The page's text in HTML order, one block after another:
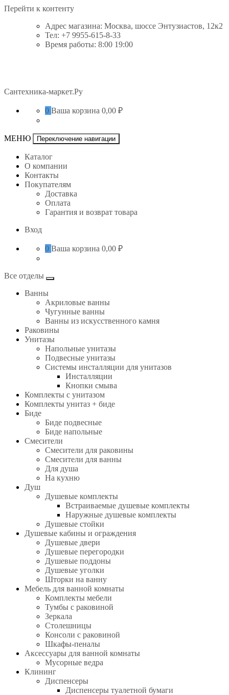
Перейти к контенту
Адрес магазина: Москва, шоссе Энтузиастов, 12к2
Тел: +7 9955-615-8-33
Время работы: 8:00 19:00
Сантехника-маркет.Ру
0 Ваша корзина 0,00 ₽
МЕНЮ Переключение навигации
Каталог
О компании
Контакты
Покупателям
Доставка
Оплата
Гарантия и возврат товара
Вход
0 Ваша корзина 0,00 ₽
Все отделы
Ванны
Акриловые ванны
Чугунные ванны
Ванны из искусственного камня
Раковины
Унитазы
Напольные унитазы
Подвесные унитазы
Системы инсталляции для унитазов
Инсталляции
Кнопки смыва
Комплекты с унитазом
Комплекты унитаз + биде
Биде
Биде подвесные
Биде напольные
Смесители
Смесители для раковины
Смесители для ванны
Для душа
На кухню
Душ
Душевые комплекты
Встраиваемые душевые комплекты
Наружные душевые комплекты
Душевые стойки
Душевые кабины и ограждения
Душевые двери
Душевые перегородки
Душевые поддоны
Душевые уголки
Шторки на ванну
Мебель для ванной комнаты
Комплекты мебели
Тумбы с раковиной
Зеркала
Столешницы
Консоли с раковиной
Шкафы-пеналы
Аксессуары для ванной комнаты
Мусорные ведра
Клининг
Диспенсеры
Диспенсеры туалетной бумаги